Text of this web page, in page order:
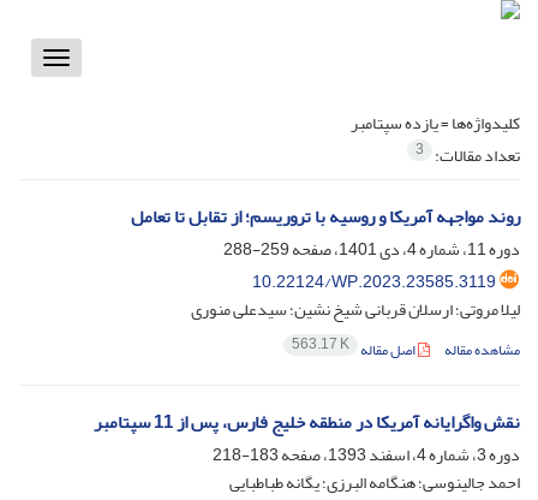
Toggle
کلیدواژه‌ها =یازده سپتامبر
تعداد مقالات: 3
روند مواجهه آمریکا و روسیه با تروریسم؛ از تقابل تا تعامل
دوره 11، شماره 4، دی 1401، صفحه
259-288
10.22124/WP.2023.23585.3119
لیلا مروتی؛ ارسلان قربانی شیخ نشین؛ سیدعلی منوری
مشاهده مقاله اصل مقاله 563.17 K
نقش واگرایانه آمریکا در منطقه خلیج فارس، پس از 11 سپتامبر
دوره 3، شماره 4، اسفند 1393، صفحه
183-218
احمد جالینوسی؛ هنگامه البرزی؛ یگانه طباطبایی